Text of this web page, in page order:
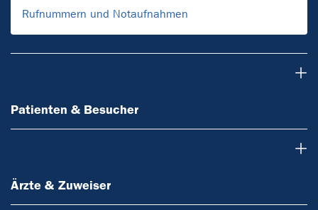
Rufnummern und Notaufnahmen
Patienten & Besucher
Ärzte & Zuweiser